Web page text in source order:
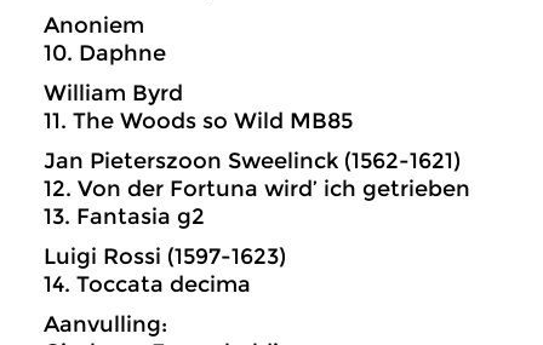
Anoniem
10. Daphne
William Byrd
11. The Woods so Wild MB85
Jan Pieterszoon Sweelinck (1562-1621)
12. Von der Fortuna wird’ ich getrieben
13. Fantasia g2
Luigi Rossi (1597-1623)
14. Toccata decima
Aanvulling: